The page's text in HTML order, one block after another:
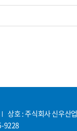
상호 : 주식회사 신우산업
9228